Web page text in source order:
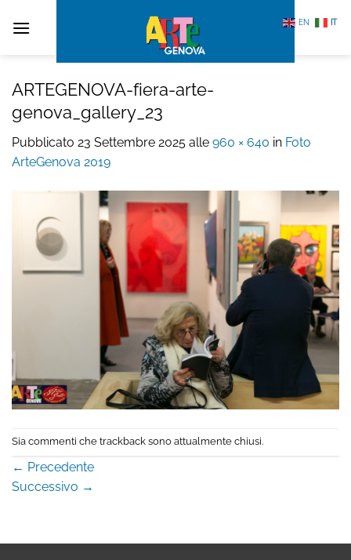
ARTEGENOVA-fiera-arte-
genova_gallery_23
Pubblicato 23 Settembre 2025 alle 960 × 640 in Foto
ArteGenova 2019
Sia commenti che trackback sono attualmente chiusi.
← Precedente
Successivo →
EN IT